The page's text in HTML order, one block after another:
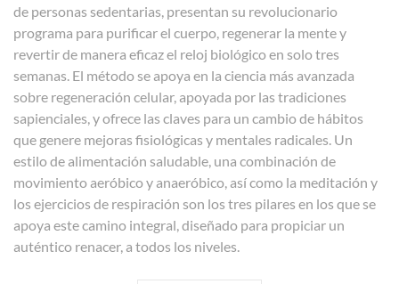
de personas sedentarias, presentan su revolucionario
programa para purificar el cuerpo, regenerar la mente y
revertir de manera eficaz el reloj biológico en solo tres
semanas. El método se apoya en la ciencia más avanzada
sobre regeneración celular, apoyada por las tradiciones
sapienciales, y ofrece las claves para un cambio de hábitos
que genere mejoras fisiológicas y mentales radicales. Un
estilo de alimentación saludable, una combinación de
movimiento aeróbico y anaeróbico, así como la meditación y
los ejercicios de respiración son los tres pilares en los que se
apoya este camino integral, diseñado para propiciar un
auténtico renacer, a todos los niveles.